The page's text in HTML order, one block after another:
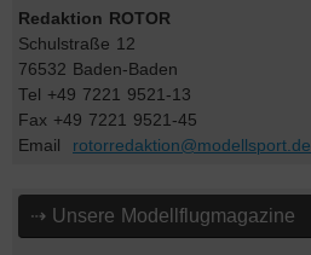
Redaktion ROTOR
Schulstraße 12
76532 Baden-Baden
Tel +49 7221 9521-13
Fax +49 7221 9521-45
Email rotorredaktion@modellsport.de
⇢ Unsere Modellflugmagazine